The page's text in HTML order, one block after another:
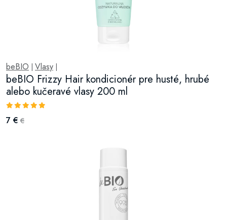
beBIO Vlasy
beBIO Frizzy Hair kondicionér pre husté, hrubé
alebo kučeravé vlasy 200 ml
7 € €